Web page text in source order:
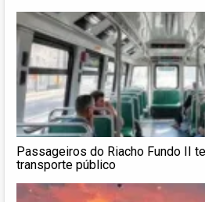
Passageiros do Riacho Fundo II
transporte público